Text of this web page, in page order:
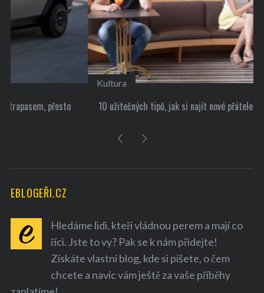
Kultura
10 užitečných tipů, jak si najít nové přátele
EBLOGEŘI.CZ
Hledáme lidi, kteří vládnou perem a mají co
říci. Jste to vy? Pak se k nám přidejte!
Získáte vlastní blog, kde si píšete, o čem
chcete a navíc vám ještě za vaše příběhy